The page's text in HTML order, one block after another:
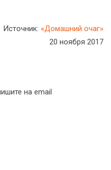
Источник: «Домашний очаг»
20 ноября 2017
на email